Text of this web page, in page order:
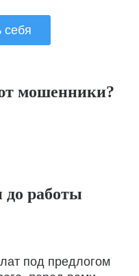
себя
мошенники?
до работы
под предлогом